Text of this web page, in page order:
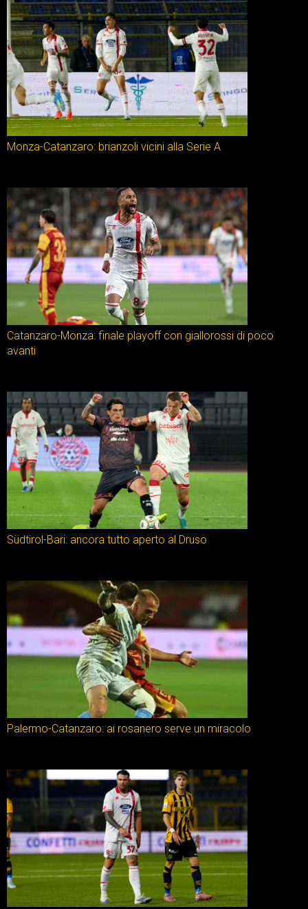
Monza-Catanzaro: brianzoli vicini alla Serie A
Catanzaro-Monza: finale playoff con giallorossi di poco
avanti
Südtirol-Bari: ancora tutto aperto al Druso
Palermo-Catanzaro: ai rosanero serve un miracolo